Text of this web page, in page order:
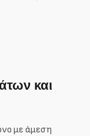
και
με άμεση